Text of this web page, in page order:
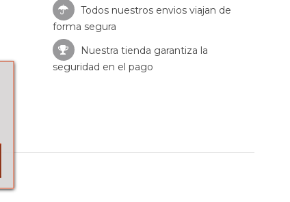
Todos nuestros envios viajan de
forma segura
Nuestra tienda garantiza la
seguridad en el pago